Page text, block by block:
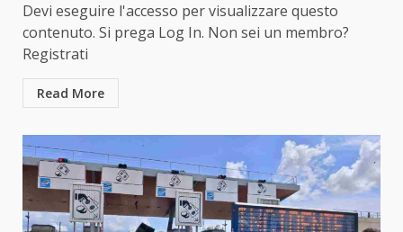
Devi eseguire l'accesso per visualizzare questo
contenuto. Si prega Log In. Non sei un membro?
Registrati
Read More